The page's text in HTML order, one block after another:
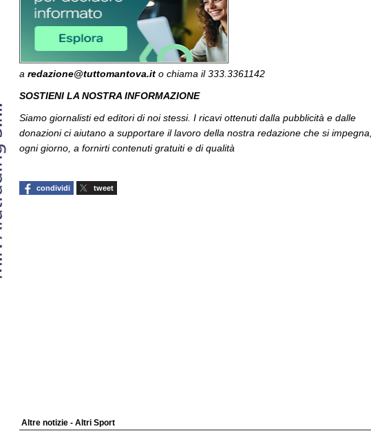
a redazione@tuttomantova.it o chiama il 333.3361142
SOSTIENI LA NOSTRA INFORMAZIONE
Siamo giornalisti ed editori di noi stessi. I ricavi ottenuti dalla pubblicità e dalle
donazioni ci aiutano a supportare il lavoro della nostra redazione che si impegna,
ogni giorno, a fornirti contenuti gratuiti e di qualità
condividi tweet
Altre notizie - Altri Sport